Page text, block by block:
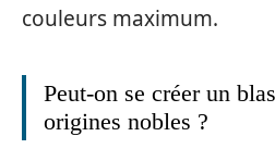
couleurs maximum.
Peut-on se créer un
origines nobles ?